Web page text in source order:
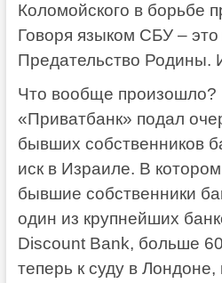
Коломойского в борьбе
Говоря языком СБУ –
Предательство Родины.
Что вообще произошло?
«Приватбанк» подал
бывших собственников
иск в Израиле. В
бывшие собственники
один из крупнейших
Discount Bank, больше
теперь к суду в